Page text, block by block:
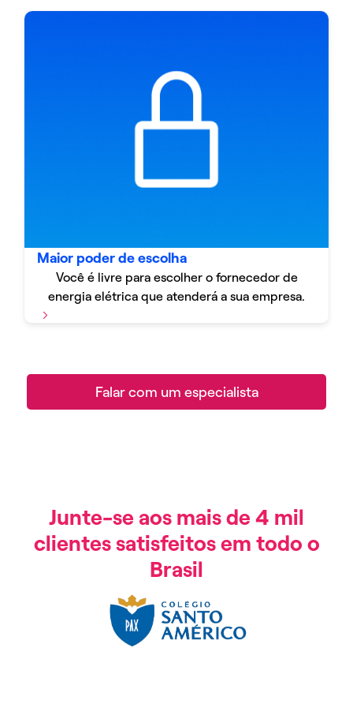
Maior poder de escolha
Você é livre para escolher o fornecedor de
energia elétrica que atenderá a sua empresa.
Falar com um especialista
Junte-se aos mais de 4 mil
clientes satisfeitos em todo o
Brasil